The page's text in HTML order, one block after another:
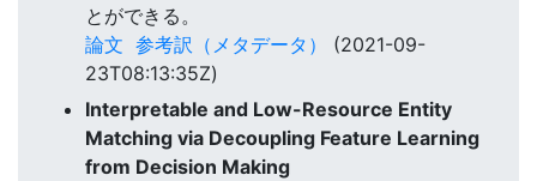
とができる。
論文 参考訳（メタデータ）
(2021-09-
23T08:13:35Z)
Interpretable and Low-Resource Entity
Matching via Decoupling Feature Learning
from Decision Making